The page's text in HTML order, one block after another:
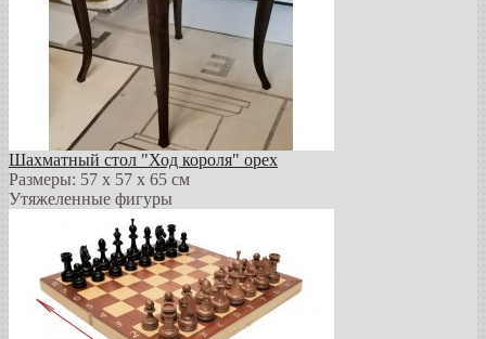
Шахматный стол "Ход короля" орех
Размеры: 57 х 57 х 65 см
Утяжеленные фигуры